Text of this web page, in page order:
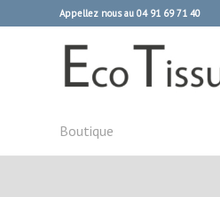
Appellez nous au 04 91 69 71 40
Boutique